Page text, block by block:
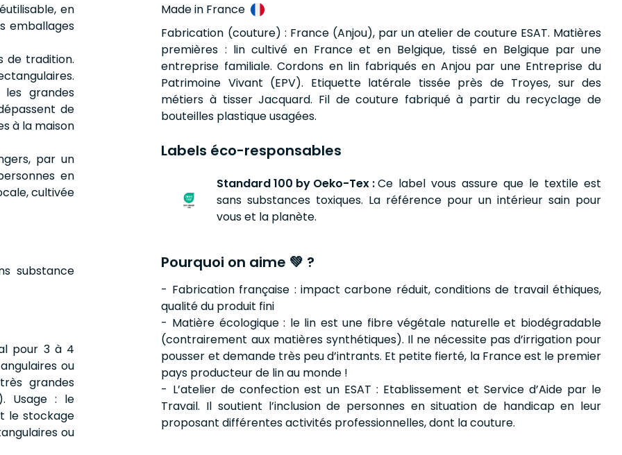
en
emballages
de tradition.
grandes
de
à la maison
par un
en
cultivée
substance
pour 3 à 4
ou
grandes
Usage : le
le stockage
ou
Made in France
Fabrication (couture) : France (Anjou), par un atelier de couture ESAT. Matières
premières : lin cultivé en France et en Belgique, tissé en Belgique par une
entreprise familiale. Cordons en lin fabriqués en Anjou par une Entreprise du
Patrimoine Vivant (EPV). Etiquette latérale tissée près de Troyes, sur des
métiers à tisser Jacquard. Fil de couture fabriqué à partir du recyclage de
bouteilles plastique usagées.
Labels éco-responsables
Standard 100 by Oeko-Tex :Ce label vous assure que le textile est
sans substances toxiques. La référence pour un intérieur sain pour
vous et la planète.
Pourquoi on aime 💚 ?
- Fabrication française : impact carbone réduit, conditions de travail éthiques,
qualité du produit fini
- Matière écologique : le lin est une fibre végétale naturelle et biodégradable
(contrairement aux matières synthétiques). Il ne nécessite pas d’irrigation pour
pousser et demande très peu d’intrants. Et petite fierté, la France est le premier
pays producteur de lin au monde !
- L’atelier de confection est un ESAT : Etablissement et Service d’Aide par le
Travail. Il soutient l’inclusion de personnes en situation de handicap en leur
proposant différentes activités professionnelles, dont la couture.